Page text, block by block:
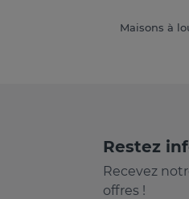
Maisons à
Restez
Recevez
offres !